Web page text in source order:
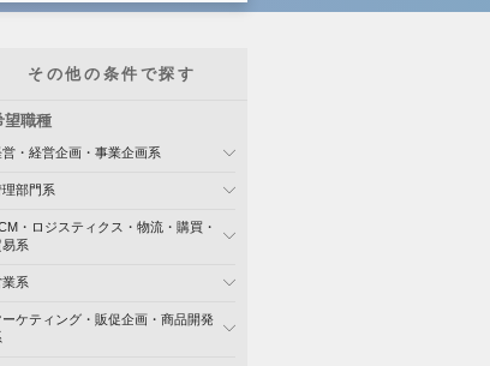
その他の条件で探す
望職種
営・経営企画・事業企画系
理部門系
・ロジスティクス・物流・購買・
易系
業系
ーケティング・販促企画・商品開発